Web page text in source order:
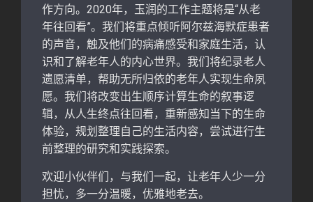
作方向。2020年，玉润的工作主题将是“从老
年往回看”。我们将重点倾听阿尔兹海默症患者
的声音，触及他们的病痛感受和家庭生活，认
识和了解老年人的内心世界。我们将纪录老人
遗愿清单，帮助无所归依的老年人实现生命夙
愿。我们将改变出生顺序计算生命的叙事逻
辑，从人生终点往回看，重新感知当下的生命
体验，规划整理自己的生活内容，尝试进行生
前整理的研究和实践探索。
欢迎小伙伴们，与我们一起，让老年人少一分
担忧，多一分温暖，优雅地老去。